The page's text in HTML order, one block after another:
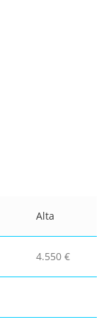
Alta
4.550 €